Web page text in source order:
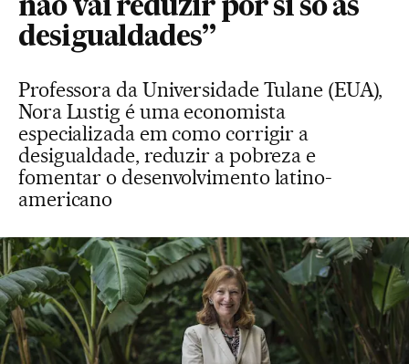
não vai reduzir por si só as
desigualdades”
Professora da Universidade Tulane (EUA),
Nora Lustig é uma economista
especializada em como corrigir a
desigualdade, reduzir a pobreza e
fomentar o desenvolvimento latino-
americano